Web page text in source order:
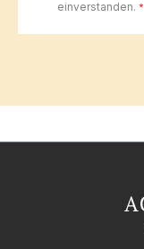
einverstanden. *